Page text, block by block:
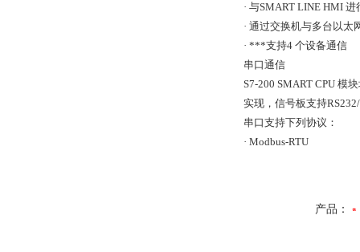
· 与SMART LINE HMI 进
· 通过交换机与多台以
· ***支持4 个设备通信
串口通信
S7-200 SMART CPU 模
实现，信号板支持
串口支持下列协议：
· Modbus-RTU
产品：